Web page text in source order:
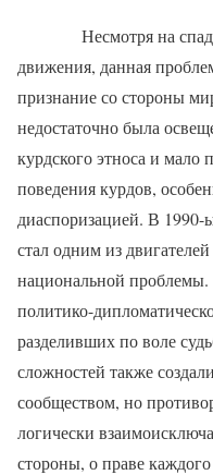
Несмотря на
движения, данная
признание со стороны
недостаточно была
курдского этноса и мало
поведения курдов,
диаспоризацией. В
стал одним из
национальной проблемы.
политико-
разделивших по воле
сложностей также
сообществом, но
логически
стороны, о праве